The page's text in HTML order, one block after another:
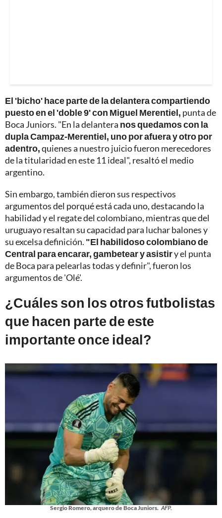
El 'bicho' hace parte de la delantera compartiendo
puesto en el 'doble 9' con Miguel Merentiel, punta de
Boca Juniors. "En la delantera nos quedamos con la
dupla Campaz-Merentiel, uno por afuera y otro por
adentro,quienes a nuestro juicio fueron merecedores
de la titularidad en este 11 ideal", resaltó el medio
argentino.
Sin embargo, también dieron sus respectivos
argumentos del porqué está cada uno, destacando la
habilidad y el regate del colombiano, mientras que del
uruguayo resaltan su capacidad para luchar balones y
su excelsa definición. "El habilidoso colombiano de
Central para encarar, gambetear y asistiry el punta
de Boca para pelearlas todas y definir", fueron los
argumentos de 'Olé'.
¿Cuáles son los otros futbolistas
que hacen parte de este
importante once ideal?
Sergio Romero, arquero de Boca Juniors. AFP.